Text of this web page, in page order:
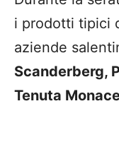
i prodotti tipici
aziende
Scanderberg,
Tenuta